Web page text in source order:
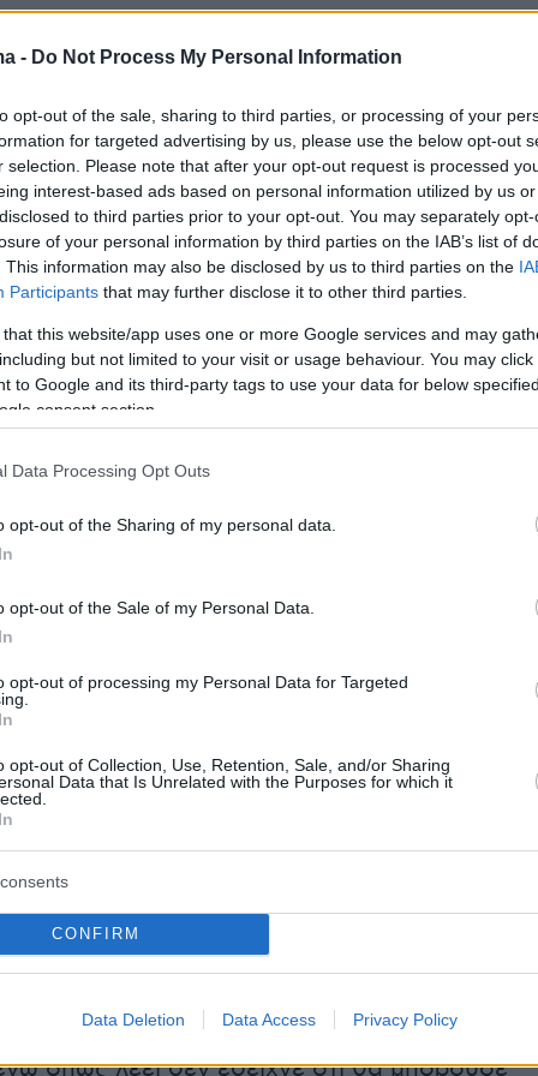
- Do Not Process My Personal Information
opt-out of the sale, sharing to third parties, or processing of your
for targeted advertising by us, please use the below opt-out
selection. Please note that after your opt-out request is processed
interest-based ads based on personal information utilized by us
to third parties prior to your opt-out. You may separately
of your personal information by third parties on the IAB’s list of
This information may also be disclosed by us to third parties on the
Participants that may further disclose it to other third parties.
that this website/app uses one or more Google services and may
but not limited to your visit or usage behaviour. You may
to Google and its third-party tags to use your data for below
consent section.
Data Processing Opt Outs
opt-out of the Sharing of my personal data.
opt-out of the Sale of my Personal Data.
opt-out of processing my Personal Data for Targeted
opt-out of Collection, Use, Retention, Sale, and/or Sharing
Data that Is Unrelated with the Purposes for which it
CONFIRM
Data Deletion Data Access Privacy Policy
στην κατάθεσή του μίλησε και για
της Τζωρτζίνας και τις αντιφάσεις των
ο απινιδωτής, καθώς ο καρδιολόγος του
ότι η 9χρονη δεν αντιμετώπιζε
πρόβλημα.
στο Ωνάσειο ο κ. Παπαγιάννης μας
δεν θεώρησε απαραίτητο να τοποθετηθεί
– βηματοδότης, γιατί πίστευε ότι τα
ήταν πνευμονολογικά ή νευρολογικά.
ο κ. Ηλιάδης, επέμενε να μην φύγουμε από
τον βάλουμε. Αυτή η στιγμή ήταν τραγική,
μία μεριά ο κ. Ηλιάδης ζητούσε επίμονα να
από το Ωνάσειο και από την άλλη ο κ.
μας έλεγε να μην τοποθετηθεί. Προκειμένου
όλο θέμα και να αποφασίσουμε τι θα
τον κ. Παπαγιάννη τι θα έκανε αν ήταν
οικογένεια από ανακοπή, όπως και μια
της Τζωρτζίνας. Εκείνη την ημέρα ο κ.
μου είπε ότι θα έκανε μια αίτηση για να
– βηματοδότης και έτσι έγινε.
στο παιδί και επιστρέψαμε μετά
ανακρίτρια, ο30χρονοςμίλησε με τα
μητέρα, που αγαπούσε και φρόντιζε τα
όπως λέει δεν έδειχνε ότι θα μπορούσε